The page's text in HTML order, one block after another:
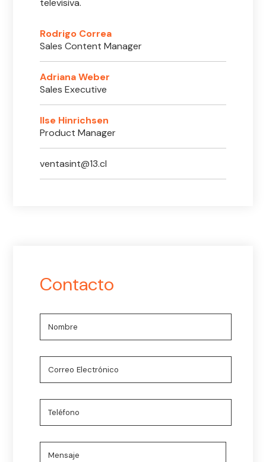
televisiva.
Rodrigo Correa
Sales Content Manager
Adriana Weber
Sales Executive
Ilse Hinrichsen
Product Manager
ventasint@13.cl
Contacto